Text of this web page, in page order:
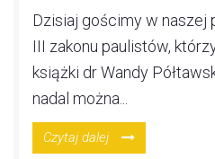
Dzisiaj gościmy w naszej
III zakonu paulistów,
książki dr Wandy
nadal można...
Czytaj dalej